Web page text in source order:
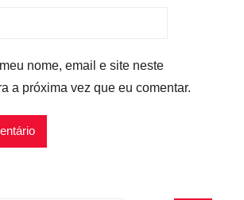
nome, email e site neste
a próxima vez que eu comentar.